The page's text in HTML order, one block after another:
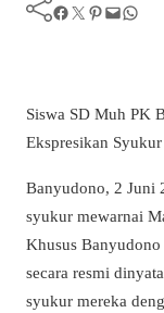
Facebook Twitter Pinterest Mail WhatsApp
Siswa SD Muh PK
Ekspresikan
Banyudono, 2 Juni
syukur mewarnai
Khusus
secara resmi
syukur mereka